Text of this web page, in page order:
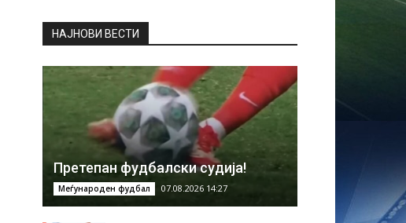
НAЈНОВИ ВЕСТИ
Претепан фудбалски судија!
Меѓународен фудбал 07.08.2026 14:27